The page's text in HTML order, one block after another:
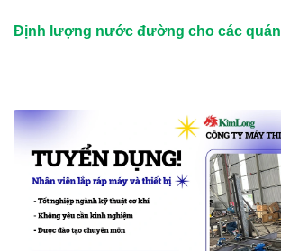
Định lượng nước đường cho các